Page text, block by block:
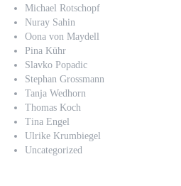
Michael Rotschopf
Nuray Sahin
Oona von Maydell
Pina Kühr
Slavko Popadic
Stephan Grossmann
Tanja Wedhorn
Thomas Koch
Tina Engel
Ulrike Krumbiegel
Uncategorized